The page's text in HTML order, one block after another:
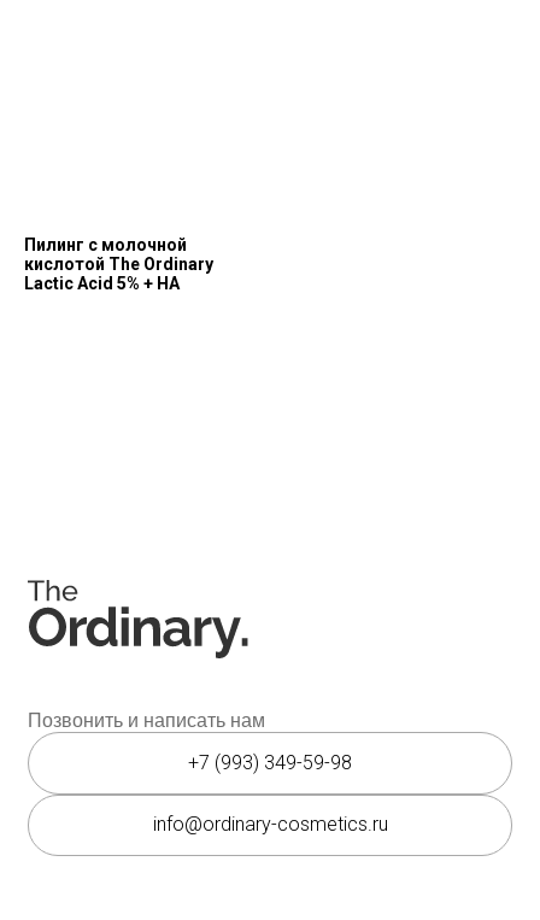
Пилинг с молочной
кислотой The Ordinary
Lactic Acid 5% + HA
Доставка и оплата
Самовывоз
Косметика The Ordinary
Косметика The INKEY
Корейская косметика
Скидки